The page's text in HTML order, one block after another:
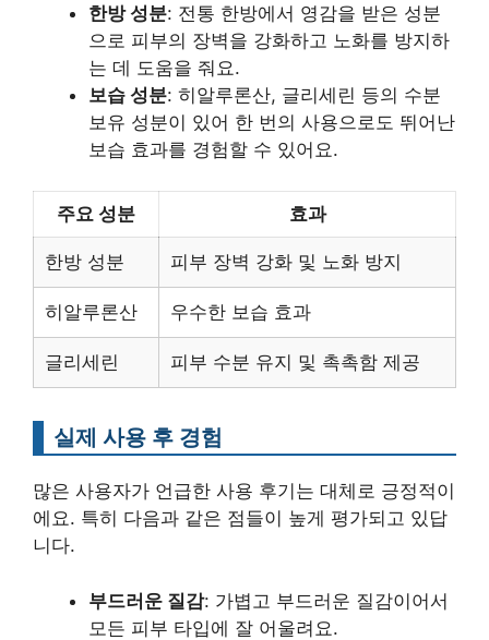
한방 성분: 전통 한방에서 영감을 받은 성분
으로 피부의 장벽을 강화하고 노화를 방지하
는 데 도움을 줘요.
보습 성분: 히알루론산, 글리세린 등의 수분
보유 성분이 있어 한 번의 사용으로도 뛰어난
보습 효과를 경험할 수 있어요.
주요 성분 효과
한방 성분 피부 장벽 강화 및 노화 방지
히알루론산 우수한 보습 효과
글리세린 피부 수분 유지 및 촉촉함 제공
실제 사용 후 경험
많은 사용자가 언급한 사용 후기는 대체로 긍정적이
에요. 특히 다음과 같은 점들이 높게 평가되고 있답
니다.
부드러운 질감: 가볍고 부드러운 질감이어서
모든 피부 타입에 잘 어울려요.